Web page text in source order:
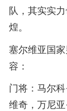
队，其实实
煌。
塞尔维亚国
容：
门将：马尔
维奇，万尼亚